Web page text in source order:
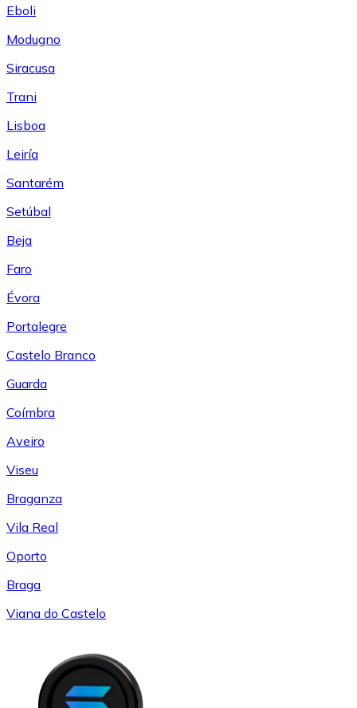
Eboli
Modugno
Siracusa
Trani
Lisboa
Leiría
Santarém
Setúbal
Beja
Faro
Évora
Portalegre
Castelo Branco
Guarda
Coímbra
Aveiro
Viseu
Braganza
Vila Real
Oporto
Braga
Viana do Castelo